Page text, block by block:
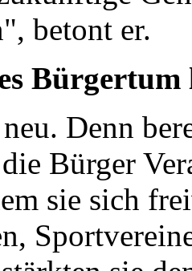
betont er.
Bürgertum
Denn
Bürger
sie sich